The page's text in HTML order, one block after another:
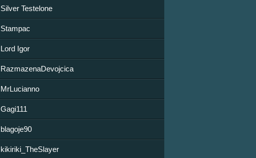
Silver Testelone
Stampac
Lord Igor
RazmazenaDevojcica
MrLucianno
Gagi111
blagoje90
kikiriki_TheSlayer